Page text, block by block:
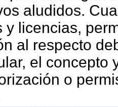
aludidos.
y licencias,
al respecto
el concepto
o